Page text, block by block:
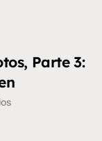
Parte 3: